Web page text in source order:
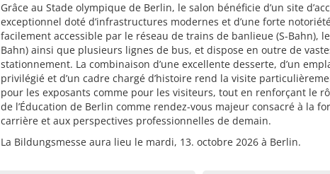
Grâce au Stade olympique de Berlin, le salon bénéficie d’un site
exceptionnel doté d’infrastructures modernes et d’une forte
facilement accessible par le réseau de trains de banlieue (S-Bahn),
Bahn) ainsi que plusieurs lignes de bus, et dispose en outre de
stationnement. La combinaison d’une excellente desserte, d’un
privilégié et d’un cadre chargé d’histoire rend la visite
pour les exposants comme pour les visiteurs, tout en renforçant le
de l’Éducation de Berlin comme rendez-vous majeur consacré à la
carrière et aux perspectives professionnelles de demain.
La Bildungsmesse aura lieu le mardi, 13. octobre 2026 à Berlin.